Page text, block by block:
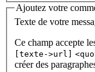
Ajoutez votre
Texte de votre
Ce champ accepte
[texte->url]
créer des